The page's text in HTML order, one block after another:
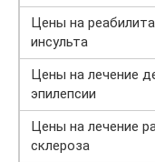
Цены на
инсульта
Цены на лечение
эпилепсии
Цены на лечение
склероза